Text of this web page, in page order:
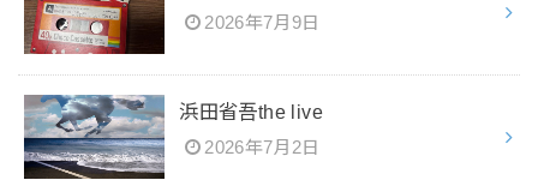
2026年7月9日
浜田省吾the live
2026年7月2日